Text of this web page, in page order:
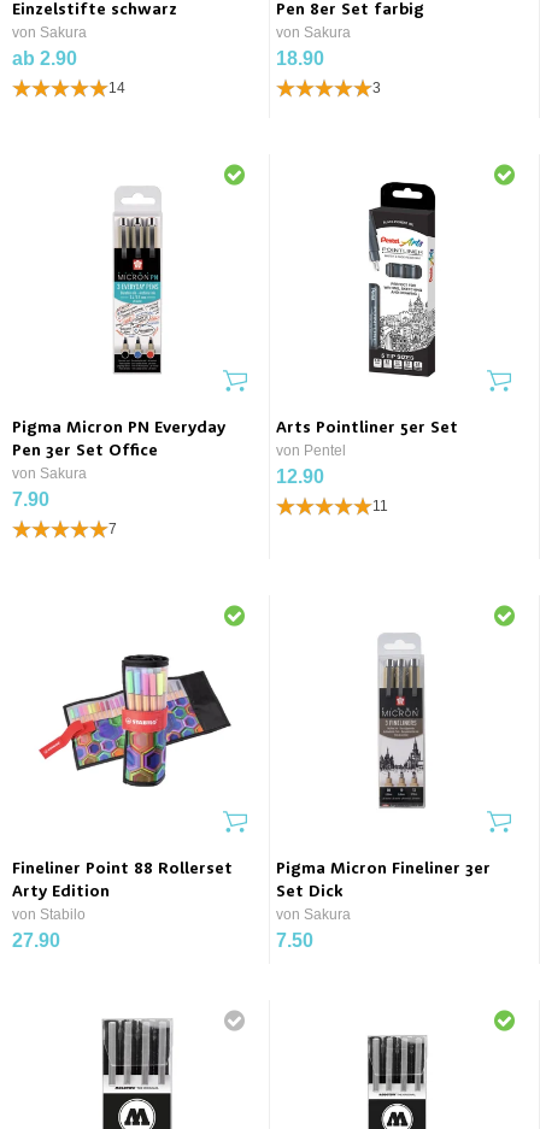
Einzelstifte schwarz
von Sakura
ab 2.90
14
Pen 8er Set farbig
von Sakura
18.90
3
Pigma Micron PN Everyday
Pen 3er Set Office
von Sakura
7.90
7
Arts Pointliner 5er Set
von Pentel
12.90
11
Fineliner Point 88 Rollerset
Arty Edition
von Stabilo
27.90
Pigma Micron Fineliner 3er
Set Dick
von Sakura
7.50